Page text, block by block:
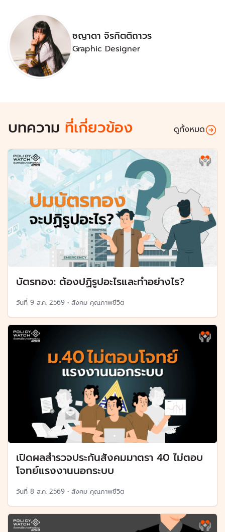
ชญาดา จิรกิตติถาวร
Graphic Designer
บทความ ที่เกี่ยวข้อง ดูทั้งหมด
บัตรทอง: ต้องปฏิรูปอะไรและทำอย่างไร?
วันที่ 9 ส.ค. 2569 • สังคม คุณภาพชีวิต
เปิดผลสำรวจประกันสังคมมาตรา 40 ไม่ตอบ
โจทย์แรงงานนอกระบบ
วันที่ 8 ส.ค. 2569 • สังคม คุณภาพชีวิต